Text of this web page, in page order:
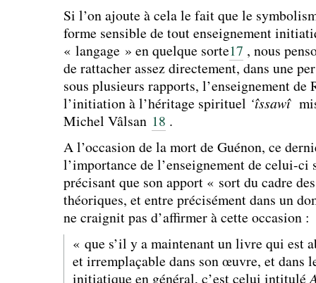
Si l’on ajoute à cela le fait que le
forme sensible de tout enseignement
« langage » en quelque sorte17 , nous
de rattacher assez directement, dans une
sous plusieurs rapports, l’enseignement de
l’initiation à l’héritage spirituel ‘îssawîmis
Michel Vâlsan 18 .
A l’occasion de la mort de Guénon, ce
l’importance de l’enseignement de celui-
précisant que son apport « sort du cadre
théoriques, et entre précisément dans un
ne craignit pas d’affirmer à cette occasion :
« que s’il y a maintenant un livre qui est
et irremplaçable dans son œuvre, et dans
initiatique en général, c’est celui intitulé